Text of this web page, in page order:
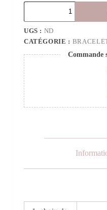
quantité
Bracelet
BALI
ROYAL
Aventurine
Bleue
UGS : ND
CATÉGORIE :
Commande